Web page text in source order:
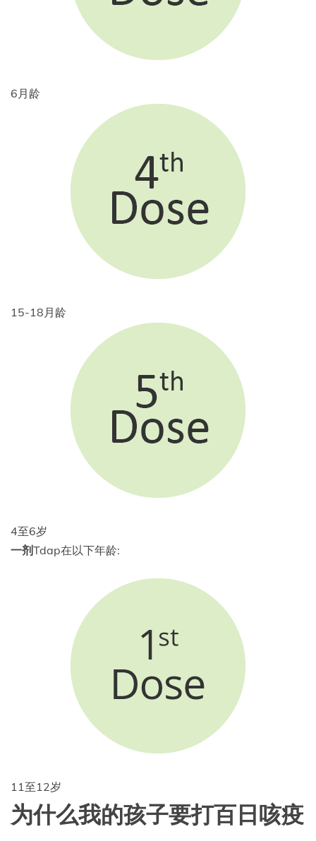
6月龄
15-18月龄
4至6岁
一剂Tdap在以下年龄:
11至12岁
为什么我的孩子要打百日咳疫